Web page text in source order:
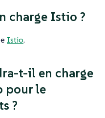
charge Istio ?
Istio.
t-il en charge
pour le
?